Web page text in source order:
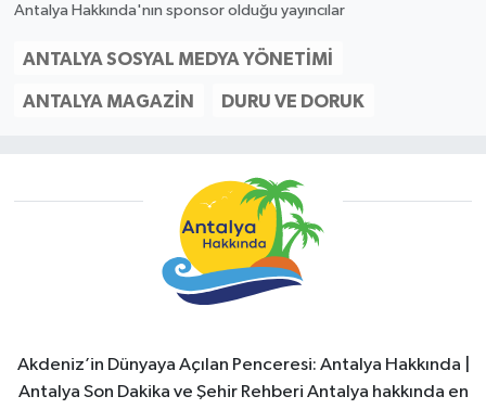
Antalya Hakkında'nın sponsor olduğu yayıncılar
ANTALYA SOSYAL MEDYA YÖNETIMI
ANTALYA MAGAZIN DURU VE DORUK
Akdeniz’in Dünyaya Açılan Penceresi: Antalya Hakkında |
Antalya Son Dakika ve Şehir Rehberi Antalya hakkında en